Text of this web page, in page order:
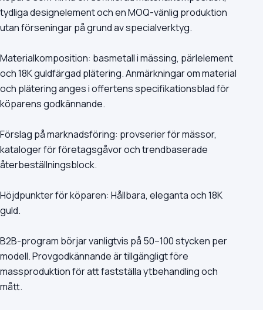
tydliga designelement och en MOQ-vänlig produktion
utan förseningar på grund av specialverktyg.
Materialkomposition: basmetall i mässing, pärlelement
och 18K guldfärgad plätering. Anmärkningar om material
och plätering anges i offertens specifikationsblad för
köparens godkännande.
Förslag på marknadsföring: provserier för mässor,
kataloger för företagsgåvor och trendbaserade
återbeställningsblock.
Höjdpunkter för köparen: Hållbara, eleganta och 18K
guld.
B2B-program börjar vanligtvis på 50–100 stycken per
modell. Provgodkännande är tillgängligt före
massproduktion för att fastställa ytbehandling och
mått.